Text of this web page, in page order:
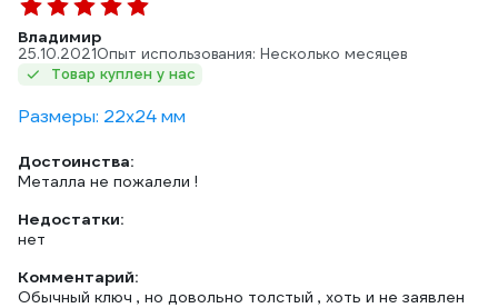
Владимир
25.10.2021Опыт использования: Несколько месяцев
Товар куплен у нас
Размеры: 22х24 мм
Достоинства:
Металла не пожалели !
Недостатки:
нет
Комментарий:
Обычный ключ , но довольно толстый , хоть и не заявлен